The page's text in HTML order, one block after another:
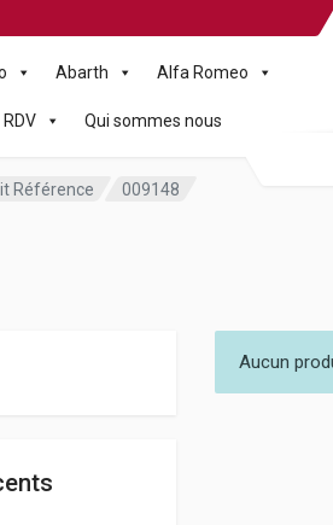
Abarth Alfa Romeo
RDV Qui sommes nous
Référence 009148
Aucun